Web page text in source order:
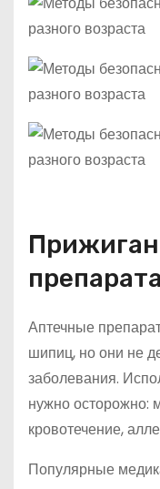
Аптечные
шипиц, но они не
заболевания.
нужно осторожно:
кровотечение,
Популярные